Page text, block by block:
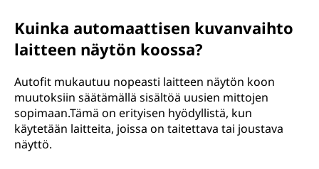
Kuinka automaattisen kuvanvaihto
laitteen näytön koossa?
Autofit mukautuu nopeasti laitteen näytön koon
muutoksiin säätämällä sisältöä uusien mittojen
sopimaan.Tämä on erityisen hyödyllistä, kun
käytetään laitteita, joissa on taitettava tai joustava
näyttö.